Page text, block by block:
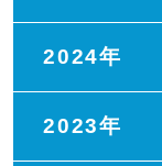
2024年
2023年